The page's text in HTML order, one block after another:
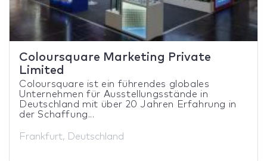
Coloursquare Marketing Private
Limited
Coloursquare ist ein führendes globales
Unternehmen für Ausstellungsstände in
Deutschland mit über 20 Jahren Erfahrung in
der Schaffung...
Frankfurt, Deutschland